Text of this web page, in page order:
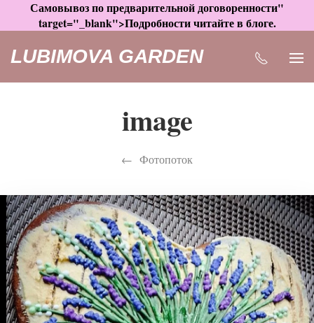
Самовывоз по предварительной договоренности"
target="_blank">Подробности читайте в блоге.
LUBIMOVA GARDEN
image
Фотопоток